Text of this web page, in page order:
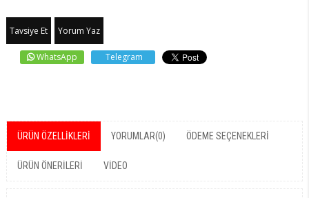
Tavsiye Et Yorum Yaz
WhatsApp Telegram
ÜRÜN ÖZELLIKLERI YORUMLAR(0) ÖDEME SEÇENEKLERI
ÜRÜN ÖNERILERI VİDEO